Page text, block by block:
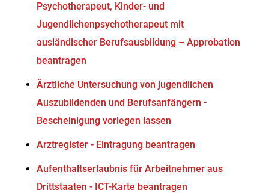
Psychotherapeut, Kinder- und
Jugendlichenpsychotherapeut mit
ausländischer Berufsausbildung – Approbation
beantragen
Ärztliche Untersuchung von jugendlichen
Auszubildenden und Berufsanfängern -
Bescheinigung vorlegen lassen
Arztregister - Eintragung beantragen
Aufenthaltserlaubnis für Arbeitnehmer aus
Drittstaaten - ICT-Karte beantragen